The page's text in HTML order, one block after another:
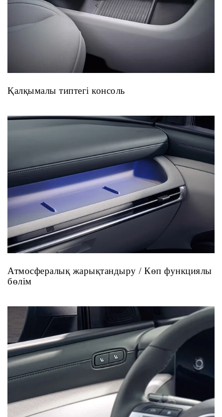
Қалқымалы типтегі консоль
Атмосфералық жарықтандыру / Көп функциялы
бөлім